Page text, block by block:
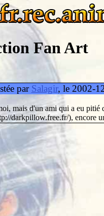
Fan Art
par Salagir, le 2002-
mais d'un ami qui a eu
darkpillow.free.fr/), encore